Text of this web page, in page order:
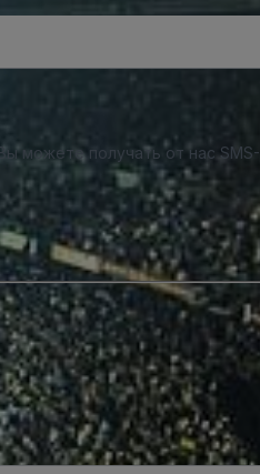
можете получать от нас SMS-